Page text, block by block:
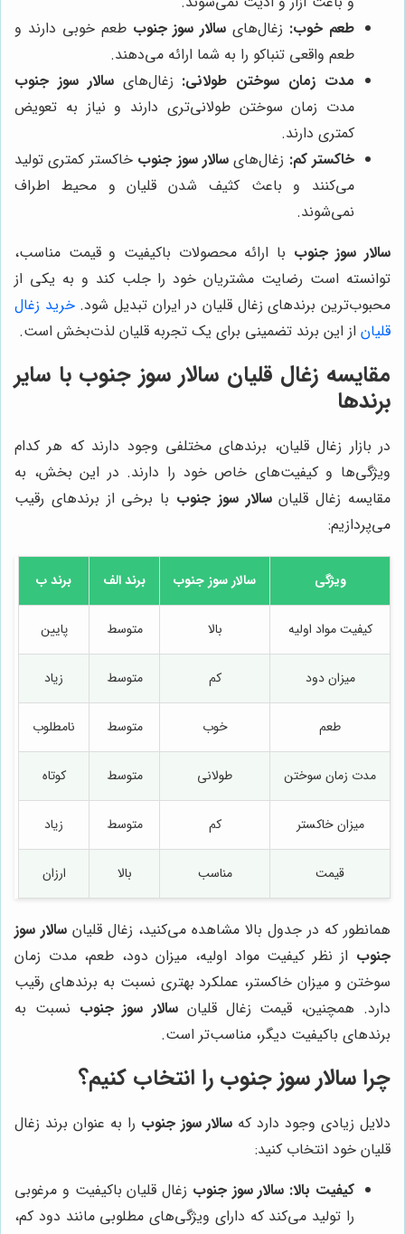
طعم خوب: زغال‌های سالار سوز جنوب طعم خوبی دارند و
طعم واقعی تنباکو را به شما ارائه می‌دهند.
مدت زمان سوختن طولانی: زغال‌هایسالار سوز جنوب
مدت زمان سوختن طولانی‌تری دارند و نیاز به تعویض
کمتری دارند.
خاکستر کم: زغال‌هایسالار سوز جنوب خاکستر کمتری تولید
می‌کنند و باعث کثیف شدن قلیان و محیط اطراف
نمی‌شوند.
سالار سوز جنوب با ارائه محصولات باکیفیت و قیمت مناسب،
توانسته است رضایت مشتریان خود را جلب کند و به یکی از
محبوب‌ترین برندهای زغال قلیان در ایران تبدیل شود.خرید زغال
قلیان از این برند تضمینی برای یک تجربه قلیان لذت‌بخش است.
مقایسه زغال قلیانسالار سوز جنوب با سایر
برندها
در بازار زغال قلیان، برندهای مختلفی وجود دارند که هر کدام
ویژگی‌ها و کیفیت‌های خاص خود را دارند. در این بخش، به
مقایسه زغال قلیانسالار سوز جنوب با برخی از برندهای رقیب
می‌پردازیم:
ویژگی سالار سوز جنوب برند الف برند ب
کیفیت مواد اولیه بالا متوسط پایین
میزان دود کم متوسط زیاد
طعم خوب متوسط نامطلوب
مدت زمان سوختن طولانی متوسط کوتاه
میزان خاکستر کم متوسط زیاد
قیمت مناسب بالا ارزان
همانطور که در جدول بالا مشاهده می‌کنید، زغال قلیان سالار سوز
جنوب از نظر کیفیت مواد اولیه، میزان دود، طعم، مدت زمان
سوختن و میزان خاکستر، عملکرد بهتری نسبت به برندهای رقیب
دارد. همچنین، قیمت زغال قلیان سالار سوز جنوب نسبت به
برندهای باکیفیت دیگر، مناسب‌تر است.
چرا سالار سوز جنوب را انتخاب کنیم؟
دلایل زیادی وجود دارد که سالار سوز جنوب را به عنوان برند زغال
قلیان خود انتخاب کنید:
کیفیت بالا: سالار سوز جنوب زغال قلیان باکیفیت و مرغوبی
را تولید می‌کند که دارای ویژگی‌های مطلوبی مانند دود کم،